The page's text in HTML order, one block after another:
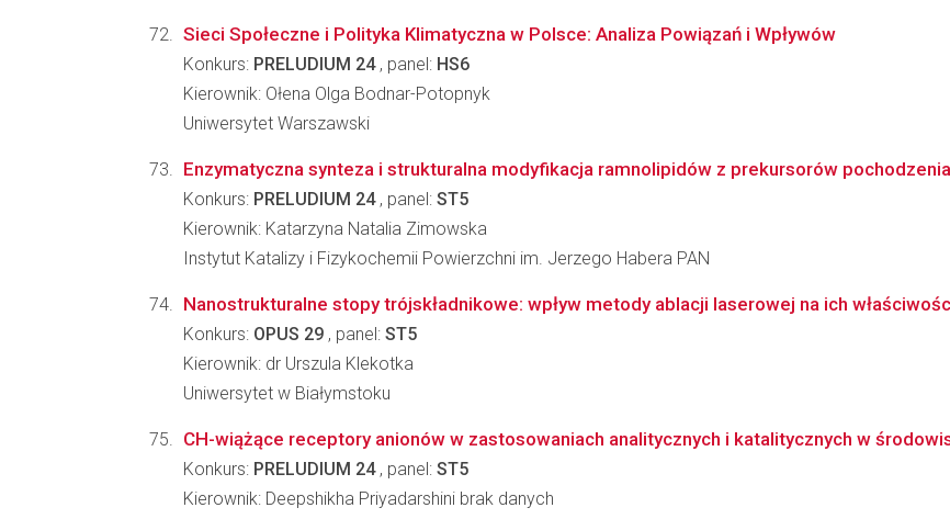
Sieci Społeczne i Polityka Klimatyczna w Polsce: Analiza Powiązań i Wpływów
Konkurs: PRELUDIUM 24, panel: HS6
Kierownik: Ołena Olga Bodnar-Potopnyk
Uniwersytet Warszawski
Enzymatyczna synteza i strukturalna modyfikacja ramnolipidów z prekursorów
Konkurs: PRELUDIUM 24, panel: ST5
Kierownik: Katarzyna Natalia Zimowska
Instytut Katalizy i Fizykochemii Powierzchni im. Jerzego Habera PAN
Nanostrukturalne stopy trójskładnikowe: wpływ metody ablacji laserowej na ich
Konkurs: OPUS 29 , panel: ST5
Kierownik: dr Urszula Klekotka
Uniwersytet w Białymstoku
CH-wiążące receptory anionów w zastosowaniach analitycznych i katalitycznych w
Konkurs: PRELUDIUM 24, panel: ST5
Kierownik: Deepshikha Priyadarshini brak danych